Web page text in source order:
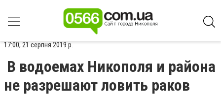
17:00, 21 серпня 2019 р.
В водоемах Никополя и района
не разрешают ловить раков